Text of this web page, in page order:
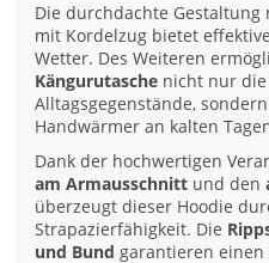
Die durchdachte
mit Kordelzug bietet
Wetter. Des Weiteren
Kängurutasche nicht nur
Alltagsgegenstände,
Handwärmer an kalten
Dank der hochwertigen
am Armausschnitt und den
überzeugt dieser Hoodie
Strapazierfähigkeit. Die
und Bund garantieren